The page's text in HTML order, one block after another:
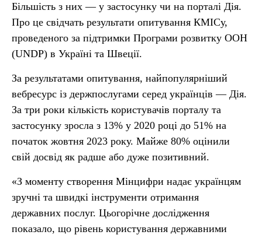
Більшість з них — у застосунку чи на порталі Дія.
Про це свідчать результати опитування КМІСу,
проведеного за підтримки Програми розвитку ООН
(UNDP) в Україні та Швеції.
За результатами опитування, найпопулярніший
вебресурс із держпослугами серед українців — Дія.
За три роки кількість користувачів порталу та
застосунку зросла з 13% у 2020 році до 51% на
початок жовтня 2023 року. Майже 80% оцінили
свій досвід як радше або дуже позитивний.
«З моменту створення Мінцифри надає українцям
зручні та швидкі інструменти отримання
державних послуг. Цьогорічне дослідження
показало, що рівень користування державними